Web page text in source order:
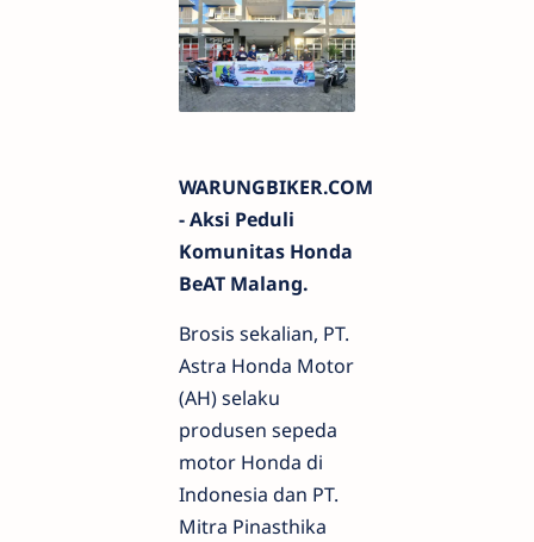
WARUNGBIKER.COM
-Aksi Peduli
Komunitas Honda
BeAT Malang.
Brosis sekalian, PT.
Astra Honda Motor
(AH) selaku
produsen sepeda
motor Honda di
Indonesia dan PT.
Mitra Pinasthika